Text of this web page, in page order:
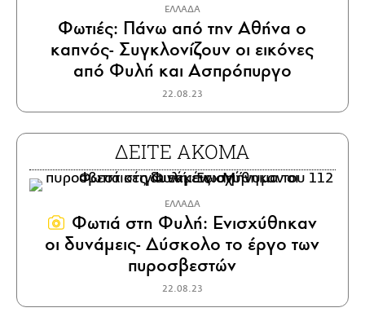
ΕΛΛΑΔΑ
Φωτιές: Πάνω από την Αθήνα ο
καπνός- Συγκλονίζουν οι εικόνες
από Φυλή και Ασπρόπυργο
22.08.23
ΔΕΙΤΕ ΑΚΟΜΑ
ΕΛΛΑΔΑ
Φωτιά στη Φυλή: Ενισχύθηκαν
οι δυνάμεις- Δύσκολο το έργο των
πυροσβεστών
22.08.23